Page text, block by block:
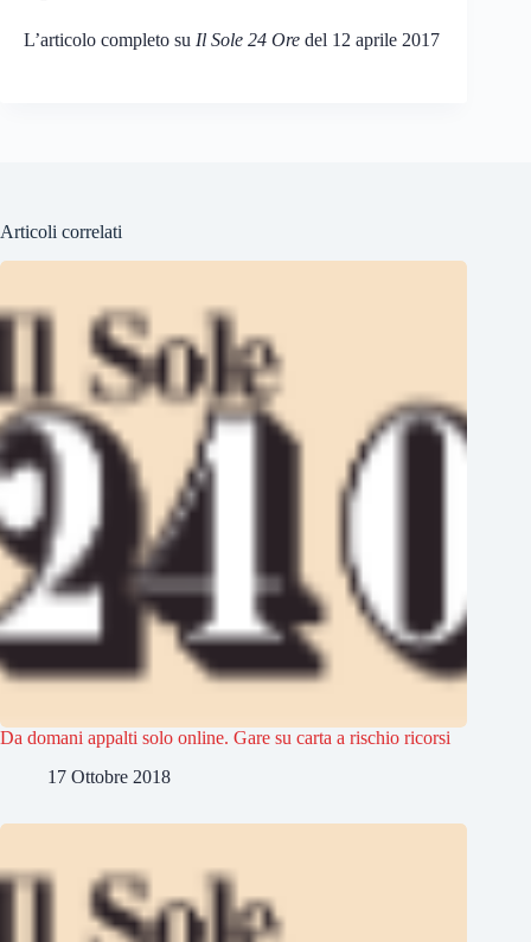
L’articolo completo su Il Sole 24 Ore del 12 aprile 2017
Articoli correlati
Da domani appalti solo online. Gare su carta a rischio ricorsi
17 Ottobre 2018